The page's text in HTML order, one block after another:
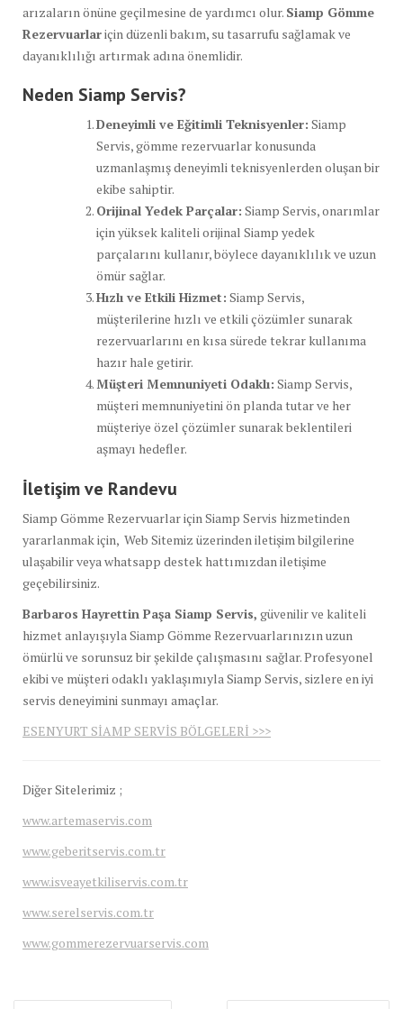
arızaların önüne geçilmesine de yardımcı olur. Siamp Gömme
Rezervuarlariçin düzenli bakım, su tasarrufu sağlamak ve
dayanıklılığı artırmak adına önemlidir.
Neden Siamp Servis?
Deneyimli ve Eğitimli Teknisyenler: Siamp
Servis, gömme rezervuarlar konusunda
uzmanlaşmış deneyimli teknisyenlerden oluşan bir
ekibe sahiptir.
Orijinal Yedek Parçalar: Siamp Servis, onarımlar
için yüksek kaliteli orijinal Siamp yedek
parçalarını kullanır, böylece dayanıklılık ve uzun
ömür sağlar.
Hızlı ve Etkili Hizmet: Siamp Servis,
müşterilerine hızlı ve etkili çözümler sunarak
rezervuarlarını en kısa sürede tekrar kullanıma
hazır hale getirir.
Müşteri Memnuniyeti Odaklı: Siamp Servis,
müşteri memnuniyetini ön planda tutar ve her
müşteriye özel çözümler sunarak beklentileri
aşmayı hedefler.
İletişim ve Randevu
Siamp Gömme Rezervuarlar için Siamp Servis hizmetinden
yararlanmak için, Web Sitemiz üzerinden iletişim bilgilerine
ulaşabilir veya whatsapp destek hattımızdan iletişime
geçebilirsiniz.
Barbaros Hayrettin Paşa Siamp Servis, güvenilir ve kaliteli
hizmet anlayışıyla Siamp Gömme Rezervuarlarınızın uzun
ömürlü ve sorunsuz bir şekilde çalışmasını sağlar. Profesyonel
ekibi ve müşteri odaklı yaklaşımıyla Siamp Servis, sizlere en iyi
servis deneyimini sunmayı amaçlar.
ESENYURT SİAMP SERVİS BÖLGELERİ >>>
Diğer Sitelerimiz ;
www.artemaservis.com
www.geberitservis.com.tr
www.isveayetkiliservis.com.tr
www.serelservis.com.tr
www.gommerezervuarservis.com